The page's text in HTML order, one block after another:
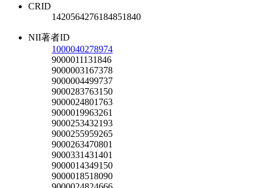
CRID
1420564276184851840
NII著者ID
1000040278974
9000011131846
9000003167378
9000004499737
9000283763150
9000024801763
9000019963261
9000253432193
9000255959265
9000263470801
9000331431401
9000014349150
9000018518090